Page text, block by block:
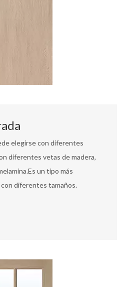
elegirse con diferentes
diferentes vetas de madera,
un tipo más
diferentes tamaños.